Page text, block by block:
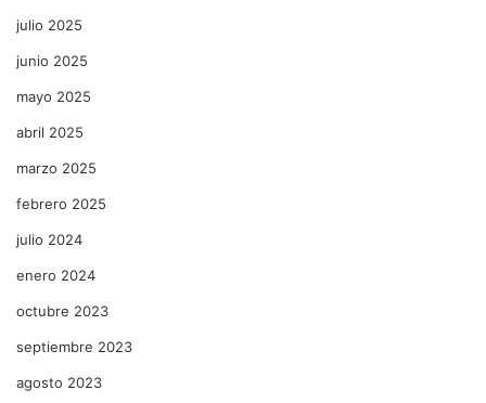
julio 2025
junio 2025
mayo 2025
abril 2025
marzo 2025
febrero 2025
julio 2024
enero 2024
octubre 2023
septiembre 2023
agosto 2023